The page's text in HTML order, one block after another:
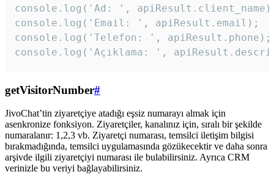
console.log('Ad: ',
console.log('Email: ', apiResult.email);
console.log('Telefon: ', apiResult.phone);
console.log('Açıklama: ',
getVisitorNumber#
JivoChat’tin ziyaretçiye atadığı eşsiz numarayı almak için
asenkronize fonksiyon. Ziyaretçiler, kanalınız için, sıralı bir şekilde
numaralanır: 1,2,3 vb. Ziyaretçi numarası, temsilci iletişim bilgisi
bırakmadığında, temsilci uygulamasında gözükecektir ve daha sonra
arşivde ilgili ziyaretçiyi numarası ile bulabilirsiniz. Ayrıca CRM
verinizle bu veriyi bağlayabilirsiniz.